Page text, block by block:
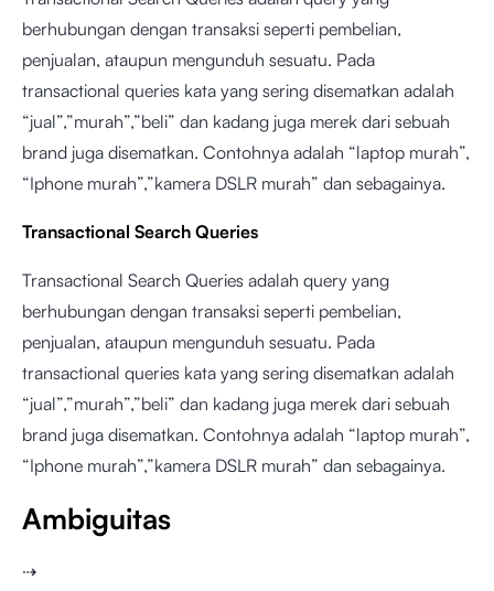
berhubungan dengan transaksi seperti pembelian,
penjualan, ataupun mengunduh sesuatu. Pada
transactional queries kata yang sering disematkan adalah
“jual”,”murah”,”beli” dan kadang juga merek dari sebuah
brand juga disematkan. Contohnya adalah “laptop murah”,
“Iphone murah”,”kamera DSLR murah” dan sebagainya.
Transactional Search Queries
Transactional Search Queries adalah query yang
berhubungan dengan transaksi seperti pembelian,
penjualan, ataupun mengunduh sesuatu. Pada
transactional queries kata yang sering disematkan adalah
“jual”,”murah”,”beli” dan kadang juga merek dari sebuah
brand juga disematkan. Contohnya adalah “laptop murah”,
“Iphone murah”,”kamera DSLR murah” dan sebagainya.
Ambiguitas
⇢